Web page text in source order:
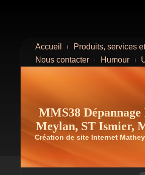
Accueil Produits, services
Nous contacter
Humour
MMS38
Meylan, ST Ismier,
Création de site Internet